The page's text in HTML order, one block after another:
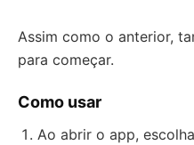
Assim como o anterior,
para começar.
Como usar
Ao abrir o app,